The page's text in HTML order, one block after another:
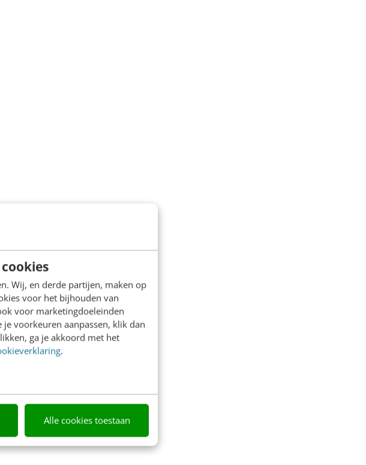
Wij, en derde partijen, maken op
voor het bijhouden van
voor marketingdoeleinden
voorkeuren aanpassen, klik dan
ga je akkoord met het
.
Alle cookies toestaan